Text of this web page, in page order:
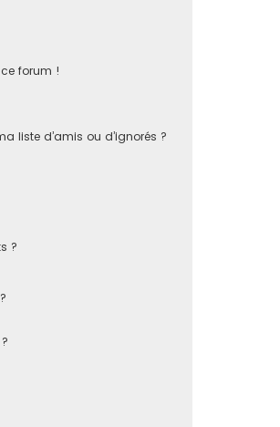
forum !
liste d’amis ou d’ignorés ?
?